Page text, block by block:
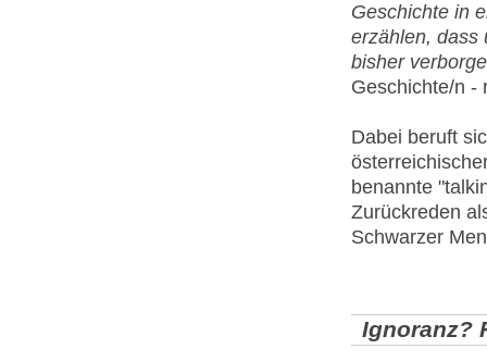
Geschichte in
erzählen, dass
bisher
Geschichte/n -
Dabei beruft
benannte
Zurückreden
Schwarzer
Ignoranz?